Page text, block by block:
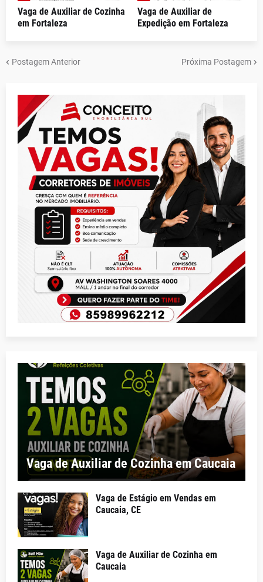
Vaga de Auxiliar de Cozinha
em Fortaleza
Vaga de Auxiliar de
Expedição em Fortaleza
Postagem Anterior Próxima Postagem
Vaga de Auxiliar de Cozinha em Caucaia
Vaga de Estágio em Vendas em
Caucaia, CE
Vaga de Auxiliar de Cozinha em
Caucaia